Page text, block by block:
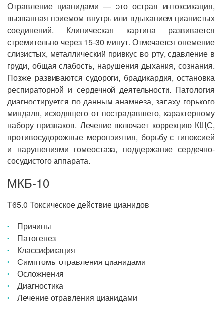
Отравление цианидами — это острая интоксикация,
вызванная приемом внутрь или вдыханием цианистых
соединений. Клиническая картина развивается
стремительно через 15-30 минут. Отмечается онемение
слизистых, металлический привкус во рту, сдавление в
груди, общая слабость, нарушения дыхания, сознания.
Позже развиваются судороги, брадикардия, остановка
респираторной и сердечной деятельности. Патология
диагностируется по данным анамнеза, запаху горького
миндаля, исходящего от пострадавшего, характерному
набору признаков. Лечение включает коррекцию КЩС,
противосудорожные мероприятия, борьбу с гипоксией
и нарушениями гомеостаза, поддержание сердечно-
сосудистого аппарата.
МКБ-10
T65.0 Токсическое действие цианидов
Причины
Патогенез
Классификация
Симптомы отравления цианидами
Осложнения
Диагностика
Лечение отравления цианидами